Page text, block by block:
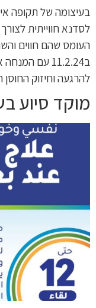
בעיצומה של תקופה
לסדנא חווייתית
העומס שהם חווים
ב11.2.24 עם
להרגעה וחיזוק החוסן
מוקד סיוע